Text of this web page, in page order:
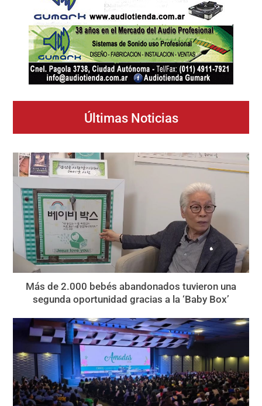
Últimas Noticias
Más de 2.000 bebés abandonados tuvieron una
segunda oportunidad gracias a la ‘Baby Box’